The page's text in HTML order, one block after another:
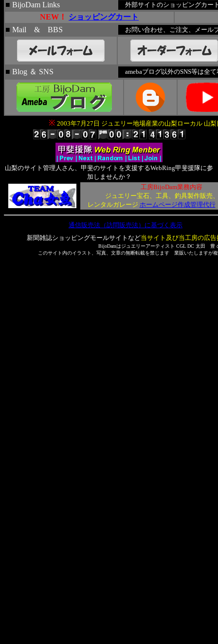
■ BijoDam Links 外部サイトのショッピングカー
NEW！
ショッピングカート
■ Mail & BBS お問い合わせ、ご注文、メール
■ Blog ＆ SNS amebaブログ以外のSNS等は全
※ 2003年7月27日 ジュエリー地場産業の山梨ローカル 山
山梨のサイト管理人さん、甲斐のサイトを支援するWebRing甲斐援隊に参
加しませんか？
工房BijoDam業務内容
ジュエリー宝石、工具、釣具製作販売
レンタルガレージ ホームページ作成管理代行
通信販売法（訪問販売法）に基づく表示
新聞雑誌ショッピングモールサイトなど当サイト及び当工房の広
BijoDamはジュエリーアーティスト CGL DC 太田 豊
このサイト内のイラスト、写真、文章の無断転載を禁じます 業販いたしますが